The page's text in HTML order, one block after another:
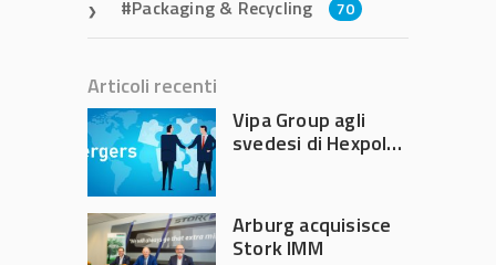
Packaging & Recycling 70
Articoli recenti
Vipa Group agli
svedesi di Hexpol
Arburg acquisisce
Stork IMM